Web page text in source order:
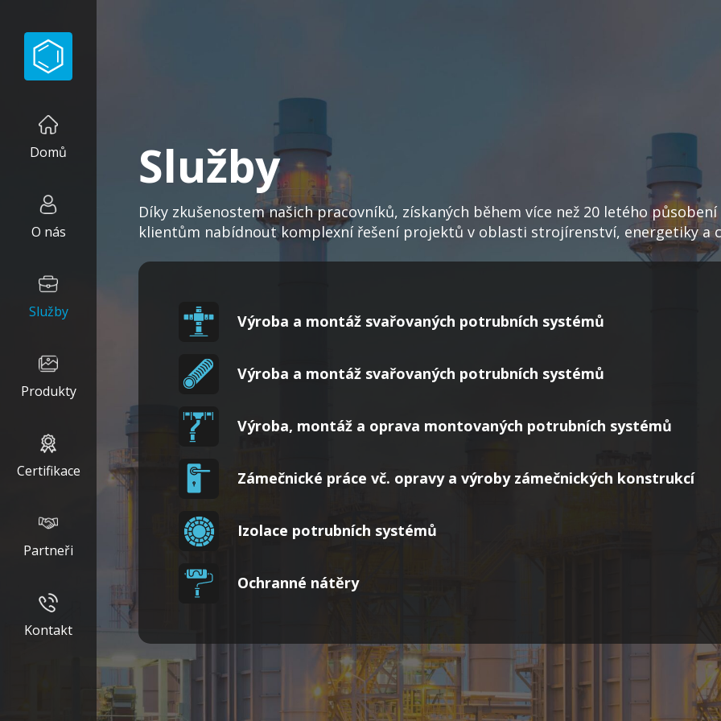
Domů
O nás
Služby
Produkty
Certifikace
Partneři
Kontakt
Služby
Díky zkušenostem našich pracovníků, získaných během více než 20 letého
klientům nabídnout komplexní řešení projektů v oblasti strojírenství, energetiky a
Výroba a montáž svařovaných potrubních systémů
Výroba a montáž svařovaných potrubních systémů
Výroba, montáž a oprava montovaných potrubních systémů
Zámečnické práce vč. opravy a výroby zámečnických konstrukcí
Izolace potrubních systémů
Ochranné nátěry